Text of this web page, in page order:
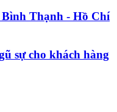
Thạnh - Hồ Chí
sự cho khách hàng